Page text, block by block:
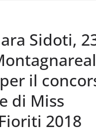
Sidoti,
il
di Miss
2018